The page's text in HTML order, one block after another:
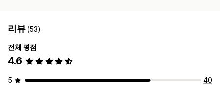
리뷰 (53)
전체 평점
4.6
5
40